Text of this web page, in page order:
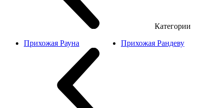
Категории
Прихожая Рауна
Прихожая Рандеву